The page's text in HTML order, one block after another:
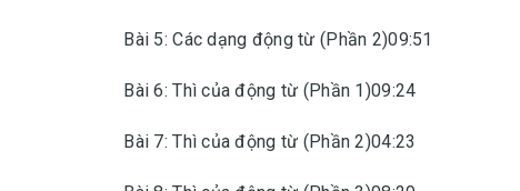
Bài 5: Các dạng động từ (Phần 2)09:51
Bài 6: Thì của động từ (Phần 1)09:24
Bài 7: Thì của động từ (Phần 2)04:23